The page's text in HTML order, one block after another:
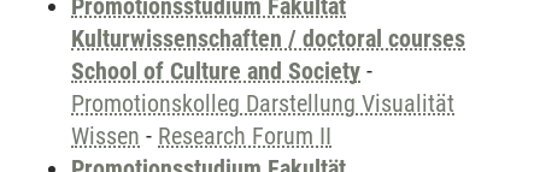
Promotionsstudium Fakultät
Kulturwissenschaften / doctoral courses
School of Culture and Society -
Promotionskolleg Darstellung Visualität
Wissen - Research Forum II